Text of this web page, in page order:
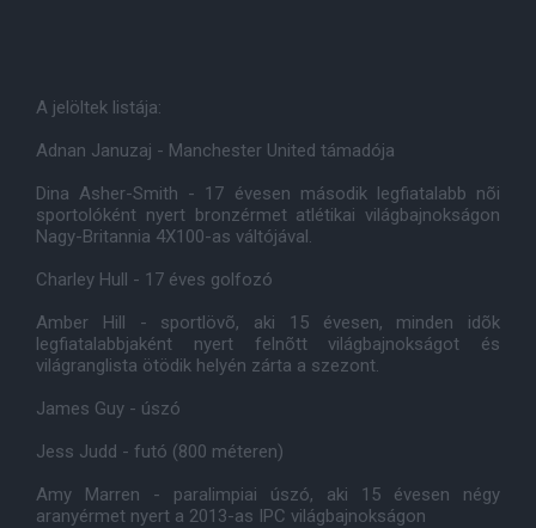
A jelöltek listája:
Adnan Januzaj - Manchester United támadója
Dina Asher-Smith - 17 évesen második legfiatalabb nõi
sportolóként nyert bronzérmet atlétikai világbajnokságon
Nagy-Britannia 4X100-as váltójával.
Charley Hull - 17 éves golfozó
Amber Hill - sportlövõ, aki 15 évesen, minden idõk
legfiatalabbjaként nyert felnõtt világbajnokságot és
világranglista ötödik helyén zárta a szezont.
James Guy - úszó
Jess Judd - futó (800 méteren)
Amy Marren - paralimpiai úszó, aki 15 évesen négy
aranyérmet nyert a 2013-as IPC világbajnokságon